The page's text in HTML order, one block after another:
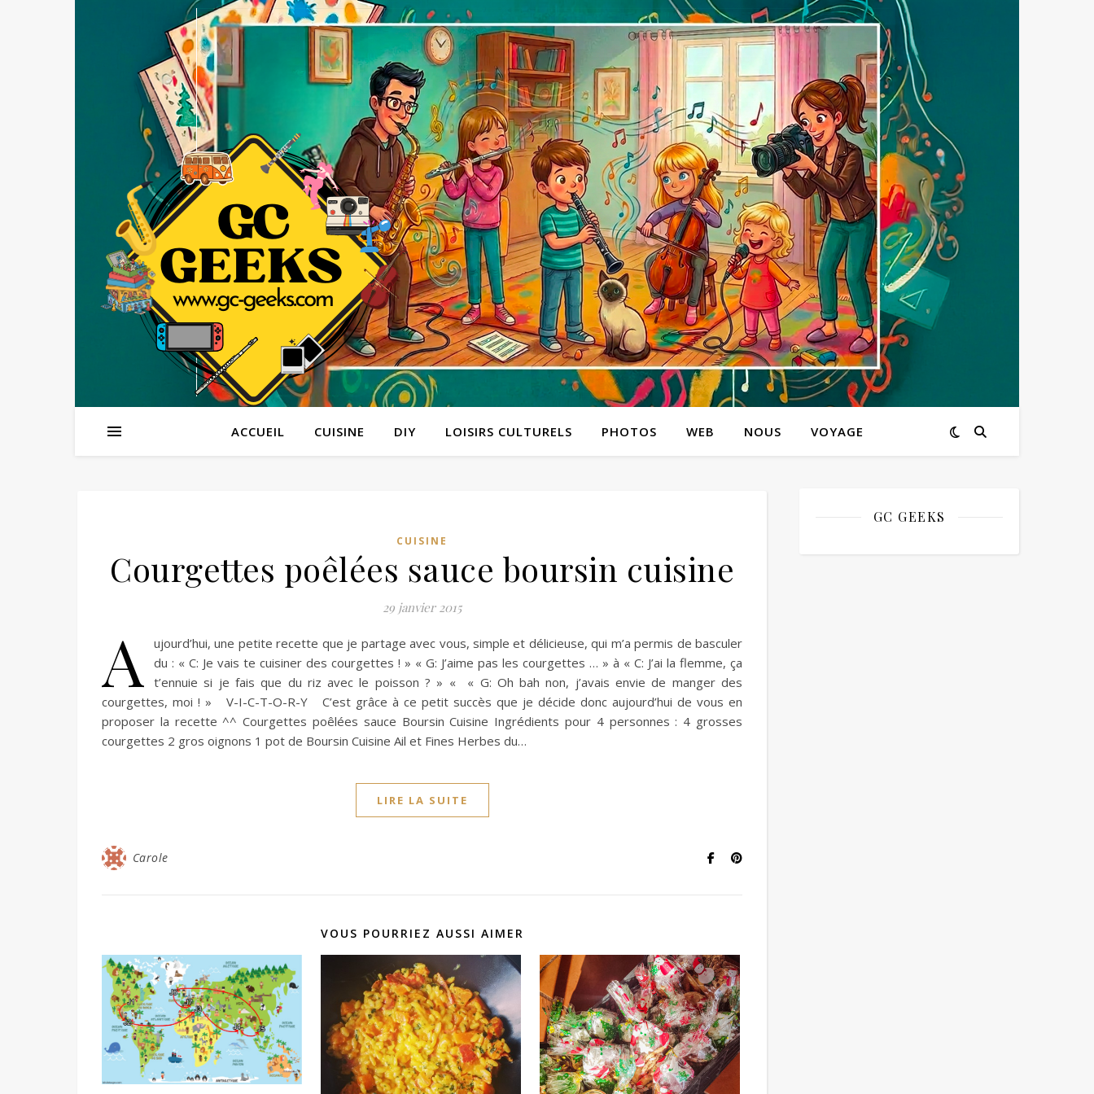
ACCUEIL CUISINE DIY LOISIRS CULTURELS PHOTOS WEB NOUS VOYAGE
CUISINE
Courgettes poêlées sauce boursin cuisine
29 janvier 2015
A
ujourd’hui, une petite recette que je partage avec vous, simple et délicieuse, qui m’a permis de basculer
du : « C: Je vais te cuisiner des courgettes ! » « G: J’aime pas les courgettes … » à « C: J’ai la flemme, ça
t’ennuie si je fais que du riz avec le poisson ? » « « G: Oh bah non, j’avais envie de manger des
courgettes, moi ! » V-I-C-T-O-R-Y C’est grâce à ce petit succès que je décide donc aujourd’hui de vous en
proposer la recette ^^ Courgettes poêlées sauce Boursin Cuisine Ingrédients pour 4 personnes : 4 grosses
courgettes 2 gros oignons 1 pot de Boursin Cuisine Ail et Fines Herbes du…
LIRE LA SUITE
Carole
VOUS POURRIEZ AUSSI AIMER
GC GEEKS